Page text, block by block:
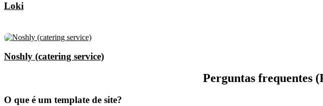
Loki
Noshly (catering service)
Perguntas frequentes
O que é um template de site?